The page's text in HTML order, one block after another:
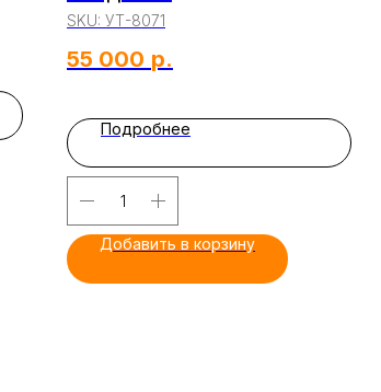
SKU: УТ-8071
55 000 р.
Подробнее
Добавить в корзину